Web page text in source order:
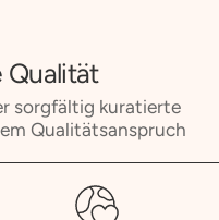
Qualität
sorgfältig kuratierte
Qualitätsanspruch